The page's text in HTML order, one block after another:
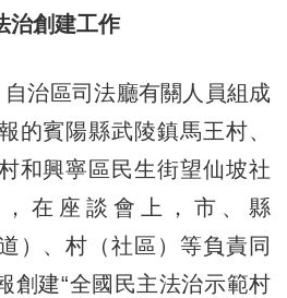
創建工作
治區司法廳有關人員組成
的賓陽縣武陵鎮馬王村、
和興寧區民生街望仙坡社
在座談會上，市、縣
）、村（社區）等負責同
創建“全國民主法治示範村